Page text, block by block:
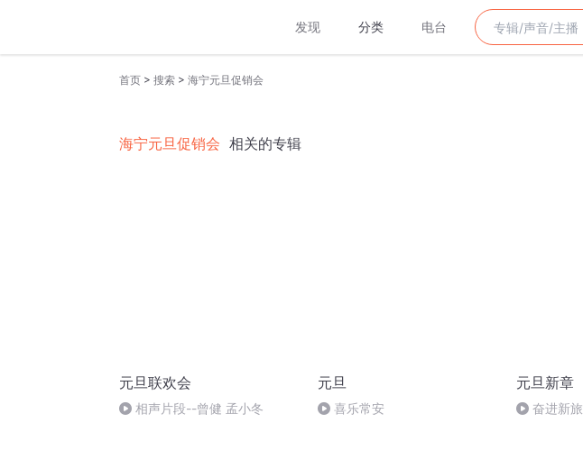
发现 分类 电台
首页 > 搜索 > 海宁元旦促销会
海宁元旦促销会 相关的专辑
元旦联欢会
相声片段--曾健 孟小冬
元旦
喜乐常安
元旦新章
奋进新旅